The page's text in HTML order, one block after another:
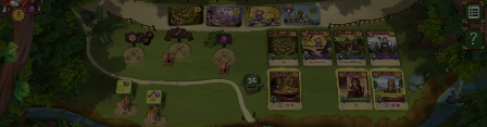
un giro diferente al género. Es un juego bien hecho y muy divertido,
tanto en solitario como con amigos.